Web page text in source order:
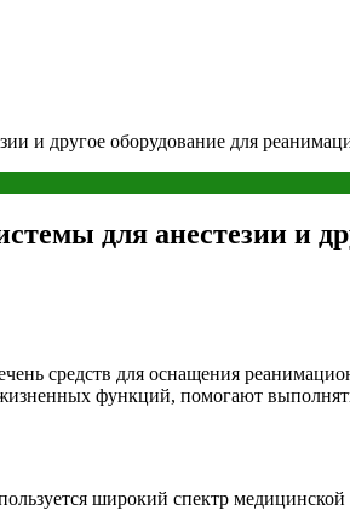
и другое оборудование для
для анестезии и
средств для оснащения
функций, помогают
широкий спектр